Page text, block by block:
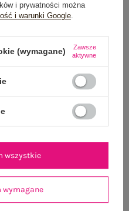
i prywatności można
i warunki Google.
(wymagane) Zawsze
aktywne
wymagane
wszystkie